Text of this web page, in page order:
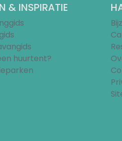
& INSPIRATIE
huurtent?